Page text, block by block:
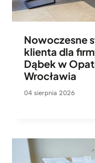
Nowoczesne
klienta dla
Dąbek w
Wrocławia
04 sierpnia 2026